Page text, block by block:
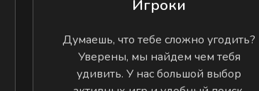
Игроки
Думаешь, что тебе сложно угодить?
Уверены, мы найдем чем тебя
удивить. У нас большой выбор